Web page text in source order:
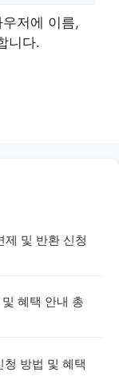
저에 이름,
니다.
제 및 반환 신청
혜택 안내 총
방법 및 혜택